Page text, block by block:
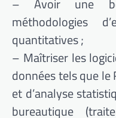
– Avoir une
méthodologies
quantitatives ;
– Maîtriser les
données tels que le
et d’analyse
bureautique